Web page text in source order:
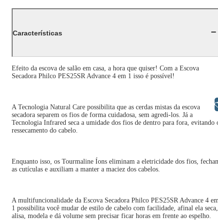
Características
Efeito da escova de salão em casa, a hora que quiser! Com a Escova
Secadora Philco PES25SR Advance 4 em 1 isso é possível!
A Tecnologia Natural Care possibilita que as cerdas mistas da escova
secadora separem os fios de forma cuidadosa, sem agredi-los. Já a
Tecnologia Infrared seca a umidade dos fios de dentro para fora, evitando
ressecamento do cabelo.
Enquanto isso, os Tourmaline Íons eliminam a eletricidade dos fios,
as cutículas e auxiliam a manter a maciez dos cabelos.
A multifuncionalidade da Escova Secadora Philco PES25SR Advance 4
1 possibilita você mudar de estilo de cabelo com facilidade, afinal ela seca,
alisa, modela e dá volume sem precisar ficar horas em frente ao espelho.
Libras